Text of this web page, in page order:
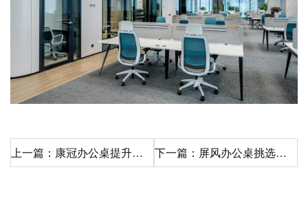
上一篇：康冠办公桌提升工作舒适度和生产力 下一篇：屏风办公桌挑选详细介绍